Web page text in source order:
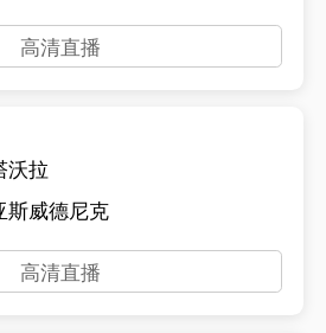
高清直播
沃拉
斯威德尼克
高清直播